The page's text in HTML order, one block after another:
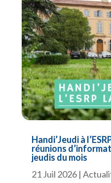
Handi’Jeudi à
réunions
jeudis du mois
21 Juil 2026|